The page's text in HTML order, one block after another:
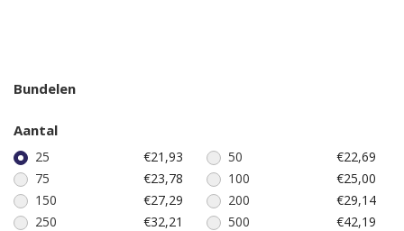
Bundelen
Aantal
25 €21,93 50
€22,69
75
€23,78 100
€25,00
150
€27,29 200
€29,14
250
€32,21 500 €42,19